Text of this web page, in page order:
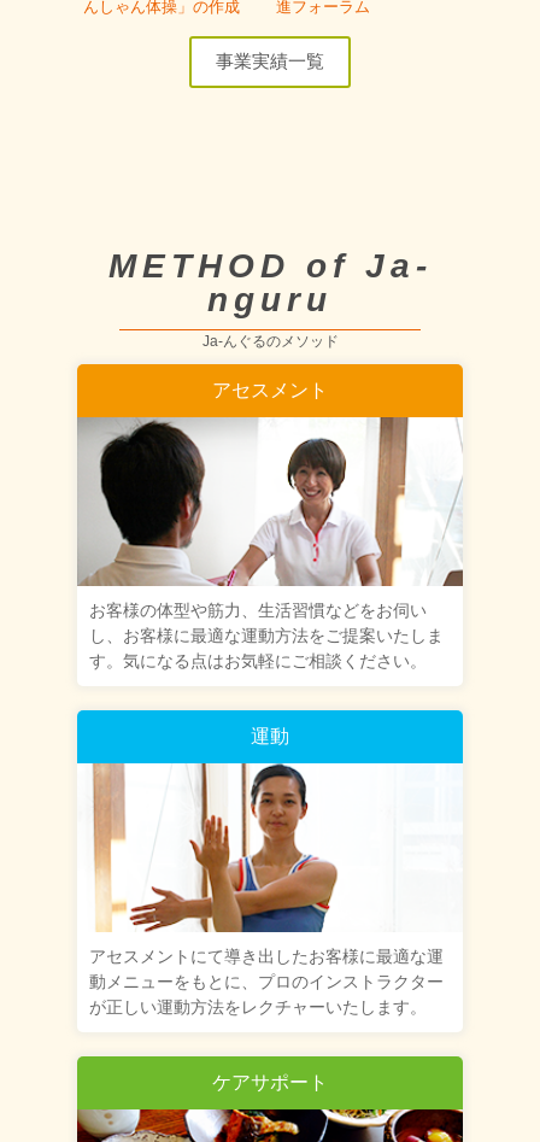
んしゃん体操」の作成 進フォーラム
事業実績一覧
METHOD of Ja-
nguru
Ja-んぐるのメソッド
アセスメント
お客様の体型や筋力、生活習慣などをお伺い
し、お客様に最適な運動方法をご提案いたしま
す。気になる点はお気軽にご相談ください。
運動
アセスメントにて導き出したお客様に最適な運
動メニューをもとに、プロのインストラクター
が正しい運動方法をレクチャーいたします。
ケアサポート